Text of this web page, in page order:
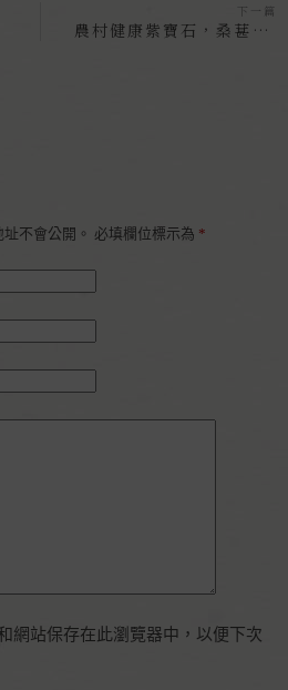
s
下一篇
農村健康紫寶石，桑葚收成大不易
不會公開。 必填欄位標示為 *
網站保存在此瀏覽器中，以便下次